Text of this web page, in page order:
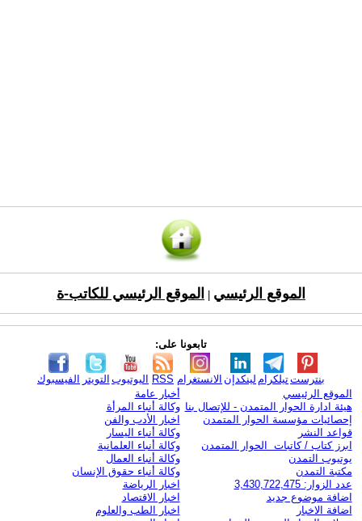
الموقع الرئيسي الموقع الرئيسي للكاتب-ة
تابعونا على:
الفيسبوك التويتر اليوتيوب RSS الانستغرام لينكدإن تيلكرامبنترست
الموقع الرئيسي
هيئة ادارة الحوار المتمدن - للإتصال بنا
إحصائيات مؤسسة الحوار المتمدن
قواعد النشر
ابرز كتاب / كاتبات الحوار المتمدن
يوتيوب التمدن
مكتبة التمدن
عدد الزوار: 3,430,722,475
اضافة موضوع جديد
اضافة الاخبار
أخبار عامة
وكالة أنباء المرأة
اخبار الأدب والفن
وكالة أنباء اليسار
وكالة أنباء العلمانية
وكالة أنباء العمال
وكالة أنباء حقوق الإنسان
اخبار الرياضة
اخبار الاقتصاد
اخبار الطب والعلوم